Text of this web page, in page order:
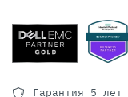
Гарантия 5 лет